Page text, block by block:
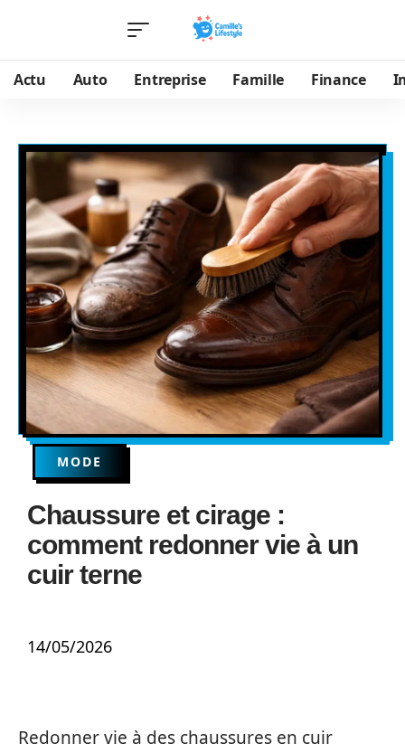
Actu Auto Entreprise Famille Finance
MODE
Chaussure et cirage :
comment redonner vie à un
cuir terne
14/05/2026
Redonner vie à des chaussures en cuir